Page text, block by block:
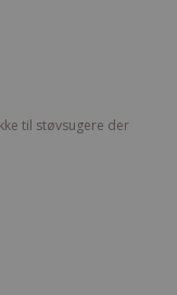
til støvsugere der